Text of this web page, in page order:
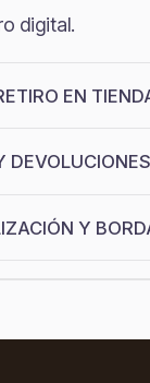
digital.
EN
DEVOLUCIONES
Y